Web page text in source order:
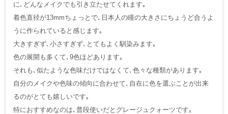
に､どんなメイクでも引き立たせてくれます｡
着色直径が13mmちょっとで､日本人の瞳の大きさにちょうど合うよ
うに作られていると感じます｡
大きすぎず､小さすぎず､とてもよく馴染みます｡
色の展開も多くて､9色ほどあります｡
それも､似たような色味だけではなくて､色々な種類があります｡
自分のメイクや色味の傾向に合わせて､自在に色を選ぶことが出来
るのがとても嬉しいです｡
特におすすめなのは､普段使いだとグレージュクォーツです｡